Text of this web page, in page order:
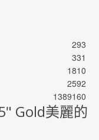
293
331
1810
2592
1389160
Gold美麗的